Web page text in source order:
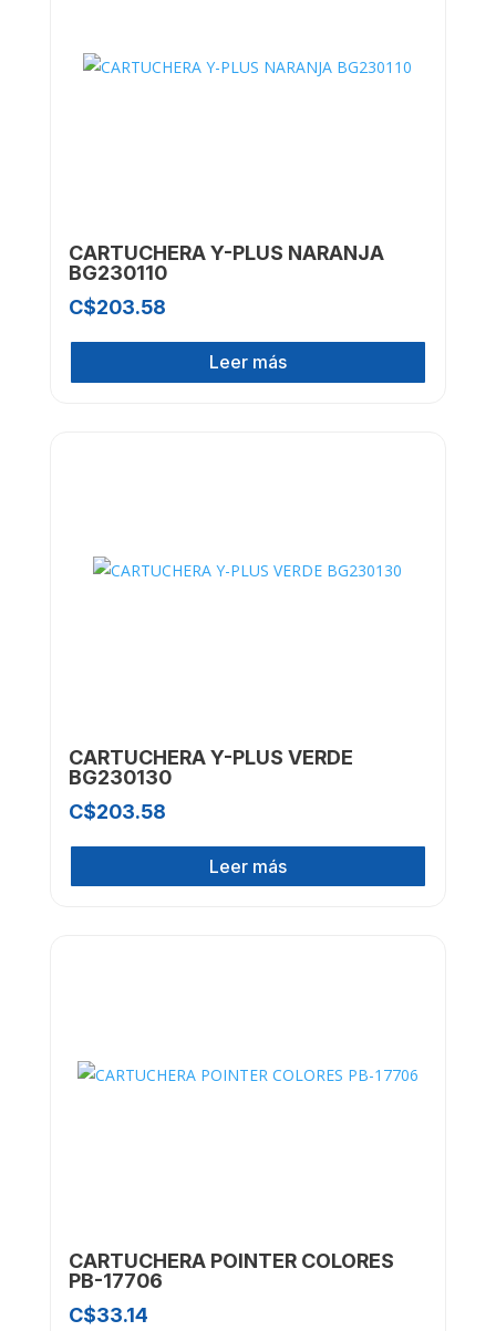
CARTUCHERA Y-PLUS NARANJA
BG230110
C$203.58
Leer más
CARTUCHERA Y-PLUS VERDE
BG230130
C$203.58
Leer más
CARTUCHERA POINTER COLORES
PB-17706
C$33.14